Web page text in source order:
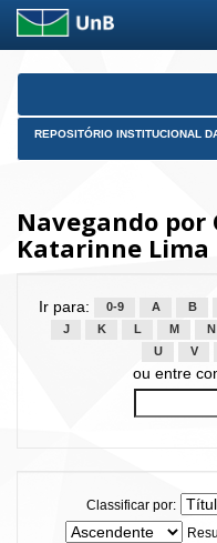
Skip
REPOSITÓRIO INSTITUCIONAL
Navegando
Katarinne Lima
Ir para: 0-9 A B
J
K L M N
U
V
ou entre
Classificar por: